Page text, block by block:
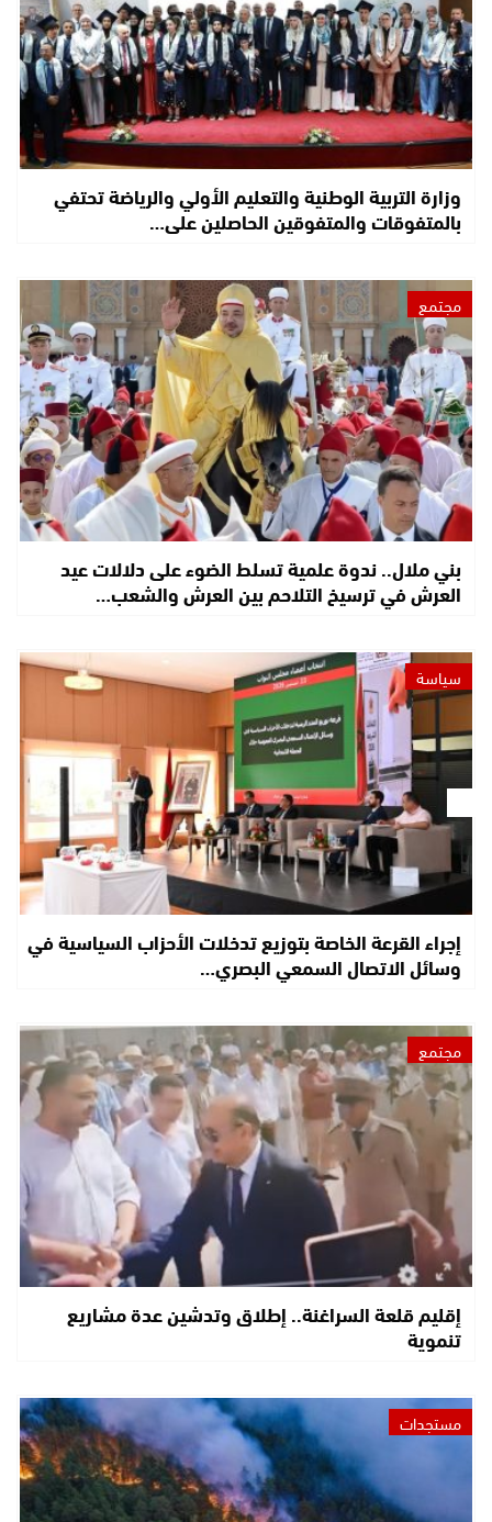
وزارة التربية الوطنية والتعليم الأولي والرياضة تحتفي
بالمتفوقات والمتفوقين الحاصلين على…
مجتمع
بني ملال.. ندوة علمية تسلط الضوء على دلالات عيد
العرش في ترسيخ التلاحم بين العرش والشعب…
سياسة
إجراء القرعة الخاصة بتوزيع تدخلات الأحزاب السياسية في
وسائل الاتصال السمعي البصري…
مجتمع
إقليم قلعة السراغنة.. إطلاق وتدشين عدة مشاريع
تنموية
مستجدات